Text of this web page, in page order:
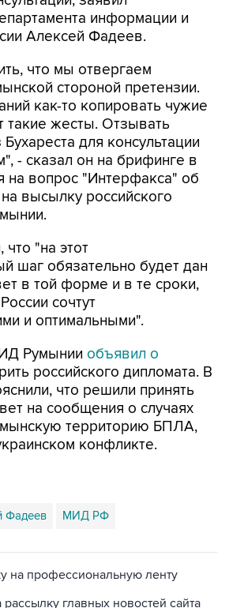
информации и
Алексей Фадеев.
что мы отвергаем
стороной претензии.
как-то копировать чужие
такие жесты. Отзывать
для консультации
- сказал он на брифинге в
на вопрос "Интерфакса" об
высылку российского
"на этот
шаг обязательно будет дан
в той форме и в те сроки,
сочтут
и оптимальными".
Румынии объявил о
российского дипломата. В
что решили принять
на сообщения о случаях
территорию БПЛА,
конфликте.
Фадеев МИД РФ
на профессиональную ленту
главных новостей сайта